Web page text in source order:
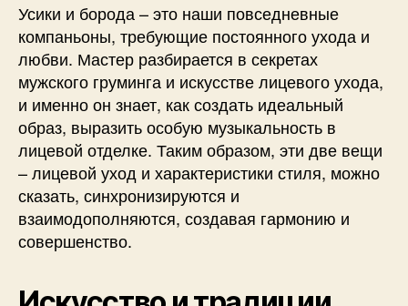
Усики и борода – это наши повседневные
компаньоны, требующие постоянного ухода и
любви. Мастер разбирается в секретах
мужского груминга и искусстве лицевого ухода,
и именно он знает, как создать идеальный
образ, выразить особую музыкальность в
лицевой отделке. Таким образом, эти две вещи
– лицевой уход и характеристики стиля, можно
сказать, синхронизируются и
взаимодополняются, создавая гармонию и
совершенство.